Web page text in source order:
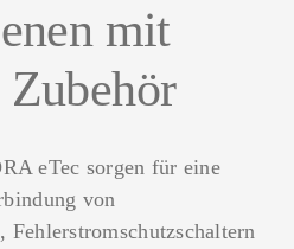
mit
Zubehör
eTec sorgen für eine
von
Fehlerstromschutzschaltern